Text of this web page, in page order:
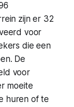
zijn er 32
voor
die een
De
voor
moeite
huren of te